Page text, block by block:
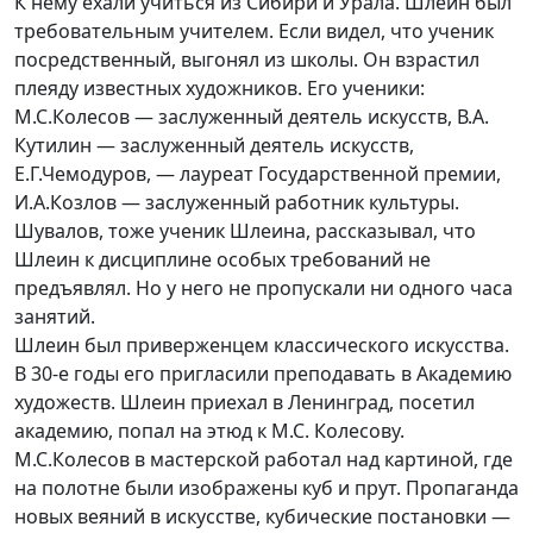
требовательным учителем. Если видел, что ученик
посредственный, выгонял из школы. Он взрастил
плеяду известных художников. Его ученики:
М.С.Колесов — заслуженный деятель искусств, В.А.
Кутилин — заслуженный деятель искусств,
Е.Г.Чемодуров, — лауреат Государственной премии,
И.А.Козлов — заслуженный работник культуры.
Шувалов, тоже ученик Шлеина, рассказывал, что
Шлеин к дисциплине особых требований не
предъявлял. Но у него не пропускали ни одного часа
занятий.
Шлеин был приверженцем классического искусства.
В 30-е годы его пригласили преподавать в Академию
художеств. Шлеин приехал в Ленинград, посетил
академию, попал на этюд к М.С. Колесову.
М.С.Колесов в мастерской работал над картиной, где
на полотне были изображены куб и прут. Пропаганда
новых веяний в искусстве, кубические постановки —